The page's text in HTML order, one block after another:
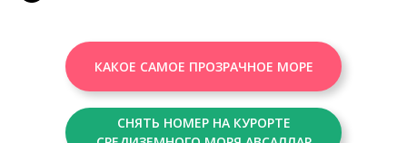
СНЯТЬ НОМЕР НА КУРОРТЕ
КАКОЕ САМОЕ ПРОЗРАЧНОЕ МОРЕ